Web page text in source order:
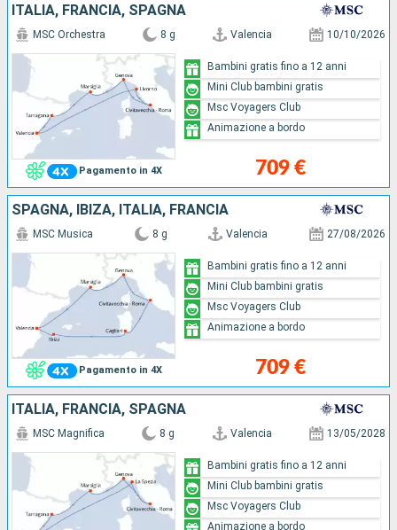
ITALIA, FRANCIA, SPAGNA
Pagamento in 4X
MSC Orchestra 8 g Valencia 10/10/2026
709 €
Bambini gratis fino a 12 anni
Mini Club bambini gratis
Msc Voyagers Club
Animazione a bordo
SPAGNA, IBIZA, ITALIA, FRANCIA
Pagamento in 4X
MSC Musica 8 g Valencia 27/08/2026
709 €
Bambini gratis fino a 12 anni
Mini Club bambini gratis
Msc Voyagers Club
Animazione a bordo
ITALIA, FRANCIA, SPAGNA
MSC Magnifica 8 g Valencia 13/05/2028
Bambini gratis fino a 12 anni
Mini Club bambini gratis
Msc Voyagers Club
Animazione a bordo